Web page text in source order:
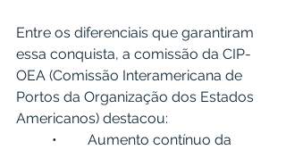
Entre os diferenciais que garantiram
essa conquista, a comissão da CIP-
OEA (Comissão Interamericana de
Portos da Organização dos Estados
Americanos) destacou: